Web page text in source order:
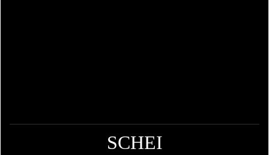
SCHEI